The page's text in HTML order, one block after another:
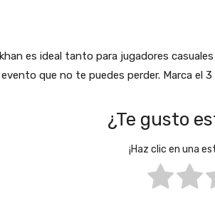
es ideal tanto para jugadores
que no te puedes perder. Marca el
¿Te gusto
¡Haz clic en una